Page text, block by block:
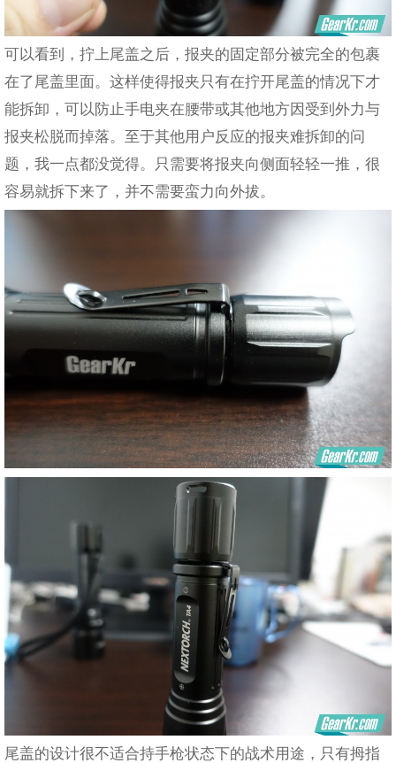
可以看到，拧上尾盖之后，报夹的固定部分被完全的包裹
在了尾盖里面。这样使得报夹只有在拧开尾盖的情况下才
能拆卸，可以防止手电夹在腰带或其他地方因受到外力与
报夹松脱而掉落。至于其他用户反应的报夹难拆卸的问
题，我一点都没觉得。只需要将报夹向侧面轻轻一推，很
容易就拆下来了，并不需要蛮力向外拔。
尾盖的设计很不适合持手枪状态下的战术用途，只有拇指